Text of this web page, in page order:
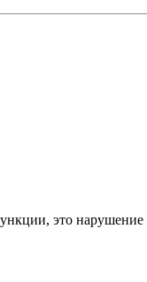
это нарушение